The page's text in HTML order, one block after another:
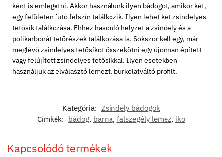
ként is emlegetni. Akkor használunk ilyen bádogot, amikor két,
egy felületen futó felszín találkozik. Ilyen lehet két zsindelyes
tetősík találkozása. Ehhez hasonló helyzet a zsindely és a
polikarbonát tetőrészek találkozása is. Sokszor kell egy, már
meglévő zsindelyes tetősíkot összekötni egy újonnan épített
vagy felújított zsindelyes tetősíkkal. Ilyen esetekben
használjuk az elválasztó lemezt, burkolatváltó profilt.
Kategória: Zsindely bádogok
Címkék: bádog, barna, falszegély lemez, iko
Kapcsolódó termékek